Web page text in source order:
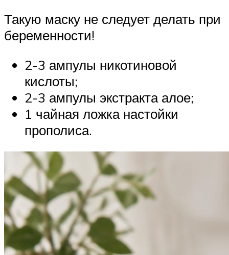
Такую маску не следует делать при
беременности!
2-3 ампулы никотиновой
кислоты;
2-3 ампулы экстракта алое;
1 чайная ложка настойки
прополиса.